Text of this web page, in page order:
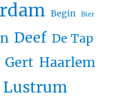
Begin Bier
Deef De Tap
Gert Haarlem
Lustrum